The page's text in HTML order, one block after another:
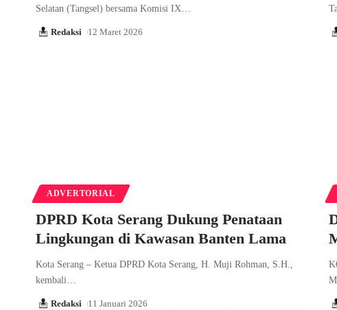
Selatan (Tangsel) bersama Komisi IX…
Redaksi 12 Maret 2026
ADVERTORIAL
DPRD Kota Serang Dukung Penataan
Lingkungan di Kawasan Banten Lama
Kota Serang – Ketua DPRD Kota Serang, H. Muji Rohman, S.H.,
kembali…
Redaksi 11 Januari 2026